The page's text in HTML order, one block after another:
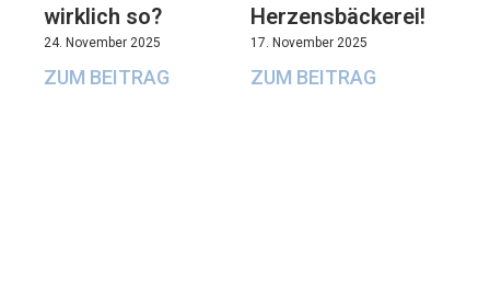
wirklich so?
24. November 2025
ZUM BEITRAG
Herzensbäckerei!
17. November 2025
ZUM BEITRAG